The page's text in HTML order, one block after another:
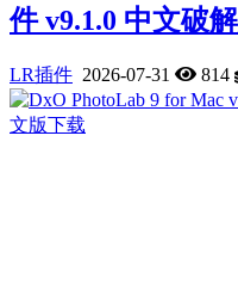
件 v9.1.0 中文破
LR插件 2026-07-31 814